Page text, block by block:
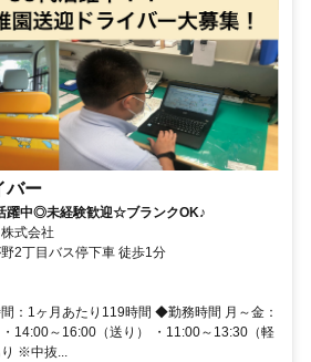
バー
躍中◎未経験歓迎☆ブランクOK♪
式会社
2丁目バス停下車 徒歩1分
：1ヶ月あたり119時間 ◆勤務時間 月～金：
・14:00～16:00（送り） ・11:00～13:30（軽
※中抜...